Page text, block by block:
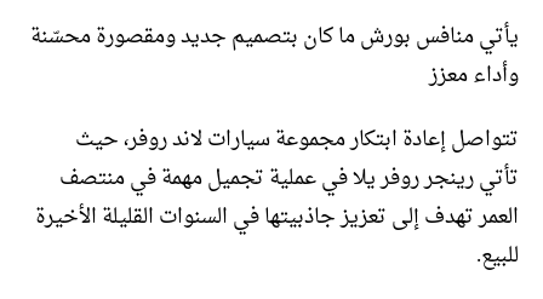
يأتي منافس بورش ما كان بتصميم جديد ومقصورة محسّنة
وأداء معزز
تتواصل إعادة ابتكار مجموعة سيارات لاند روفر، حيث
تأتي رينجر روفر يلا في عملية تجميل مهمة في منتصف
العمر تهدف إلى تعزيز جاذبيتها في السنوات القليلة الأخيرة
للبيع.